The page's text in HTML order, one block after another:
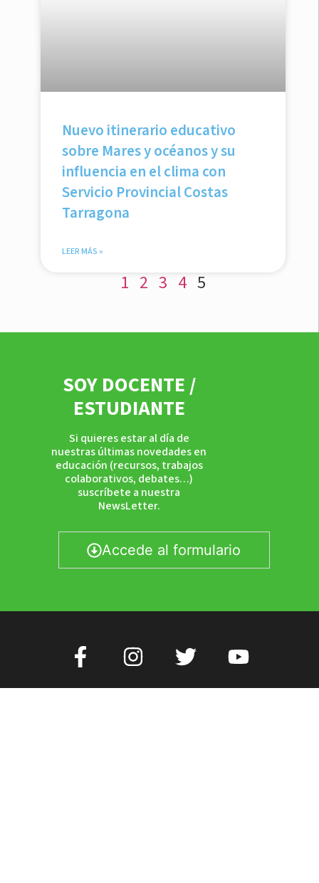
Nuevo itinerario educativo
sobre Mares y océanos y su
influencia en el clima con
Servicio Provincial Costas
Tarragona
LEER MÁS »
1 2 3 4 5
SOY DOCENTE /
ESTUDIANTE
Si quieres estar al día de
nuestras últimas novedades en
educación (recursos, trabajos
colaborativos, debates…)
suscríbete a nuestra
NewsLetter.
Accede al formulario